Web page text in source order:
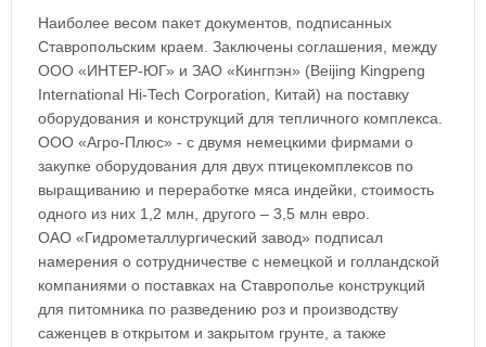
Наиболее весом пакет документов, подписанных
Ставропольским краем. Заключены соглашения, между
ООО «ИНТЕР-ЮГ» и ЗАО «Кингпэн» (Beijing Kingpeng
International Hi-Tech Corporation, Китай) на поставку
оборудования и конструкций для тепличного комплекса.
ООО «Агро-Плюс» - с двумя немецкими фирмами о
закупке оборудования для двух птицекомплексов по
выращиванию и переработке мяса индейки, стоимость
одного из них 1,2 млн, другого – 3,5 млн евро.
ОАО «Гидрометаллургический завод» подписал
намерения о сотрудничестве с немецкой и голландской
компаниями о поставках на Ставрополье конструкций
для питомника по разведению роз и производству
саженцев в открытом и закрытом грунте, а также